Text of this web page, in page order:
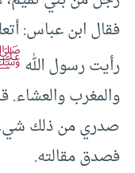
فقال ابن عباس:
رأيت رسول الله
والمغرب والعشاء.
صدري من ذلك شيء،
فصدق مقالته.